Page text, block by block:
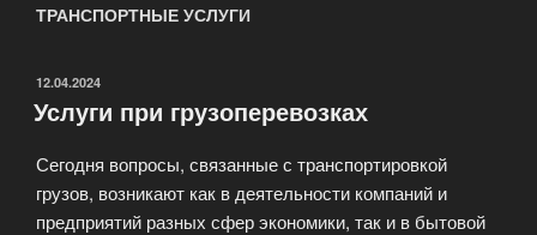
ТРАНСПОРТНЫЕ УСЛУГИ
ОПУБЛИКОВАНО
12.04.2024
Услуги при грузоперевозках
Сегодня вопросы, связанные с транспортировкой
грузов, возникают как в деятельности компаний и
предприятий разных сфер экономики, так и в бытовой